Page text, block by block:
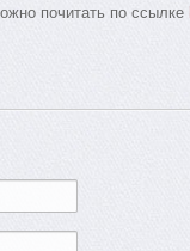
почитать по ссылке